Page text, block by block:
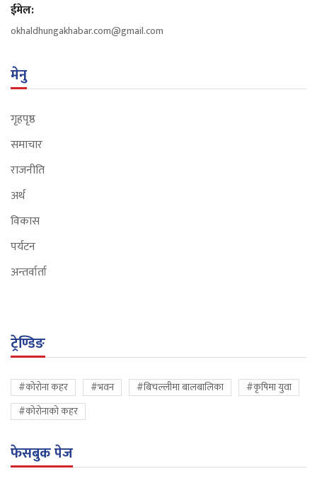
ईमेल:
okhaldhungakhabar.com@gmail.com
मेनु
गृहपृष्ठ
समाचार
राजनीति
अर्थ
विकास
पर्यटन
अन्तर्वार्ता
ट्रेण्डिङ
#कोरोना कहर #भवन #बिचल्लीमा बालबालिका
#कृषिमा युवा
#कोरोनाको कहर
फेसबुक पेज